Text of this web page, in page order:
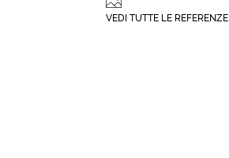
VEDI TUTTE LE REFERENZE